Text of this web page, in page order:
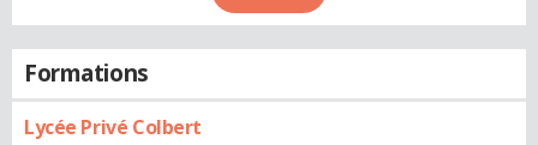
Formations
Lycée Privé Colbert